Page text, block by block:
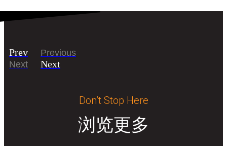
Prev
Previous
Next
Next
Don’t Stop Here
浏览更多